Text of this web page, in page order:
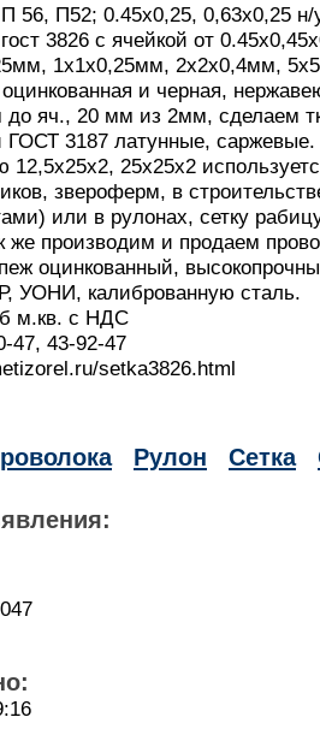
П 56, П52; 0.45х0,25, 0,63х0,25
гост 3826 с ячейкой от
1х1х0,25мм, 2х2х0,4мм,
и черная,
до яч., 20 мм из 2мм, сделаем
ГОСТ 3187 латунные,
12,5х25х2, 25х25х2
звероферм, в
или в рулонах, сетку
же производим и продаем
оцинкованный,
УОНИ, калиброванную сталь.
м.кв. с НДС
47, 43-92-47
setka3826.html
Рулон Сетка